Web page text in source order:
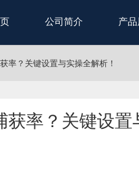
公司简介 产
率？关键设置与实操全解析！
获率？关键设置